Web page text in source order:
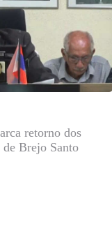
retorno dos
de Brejo Santo